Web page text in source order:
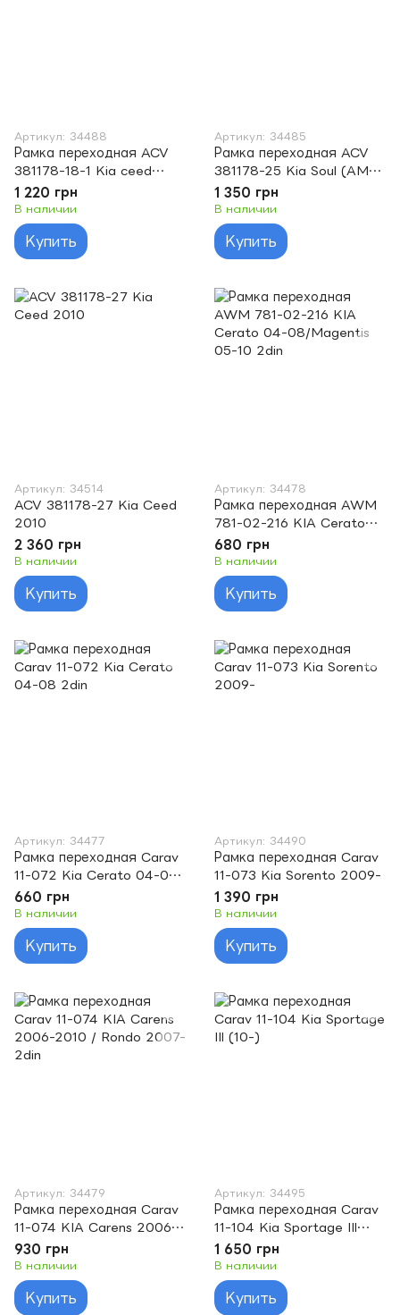
Артикул: 34488
Рамка переходная ACV
381178-18-1 Kia ceed
2007- 2DIN (без шахты)
1 220 грн
В наличии
Купить
Артикул: 34485
Рамка переходная ACV
381178-25 Kia Soul (AM)
11/2008 - 2010
1 350 грн
В наличии
Купить
Артикул: 34514
ACV 381178-27 Kia Ceed
2010
2 360 грн
В наличии
Купить
Артикул: 34478
Рамка переходная AWM
781-02-216 KIA Cerato
04-08/Magentis 05-10
2din
680 грн
В наличии
Купить
Артикул: 34477
Рамка переходная Carav
11-072 Kia Cerato 04-08
2din
660 грн
В наличии
Купить
Артикул: 34490
Рамка переходная Carav
11-073 Kia Sorento 2009-
1 390 грн
В наличии
Купить
Артикул: 34479
Рамка переходная Carav
11-074 KIA Carens 2006-
2010 / Rondo 2007- 2din
930 грн
В наличии
Купить
Артикул: 34495
Рамка переходная Carav
11-104 Kia Sportage IIl
(10-)
1 650 грн
В наличии
Купить